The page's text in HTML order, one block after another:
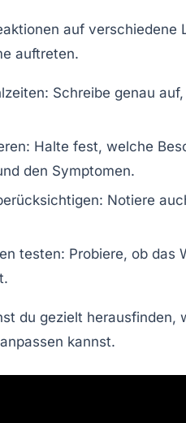
auf
auftreten.
Schreibe genau
Halte fest, welche
den Symptomen.
Notiere
testen: Probiere, ob das
du gezielt
anpassen kannst.